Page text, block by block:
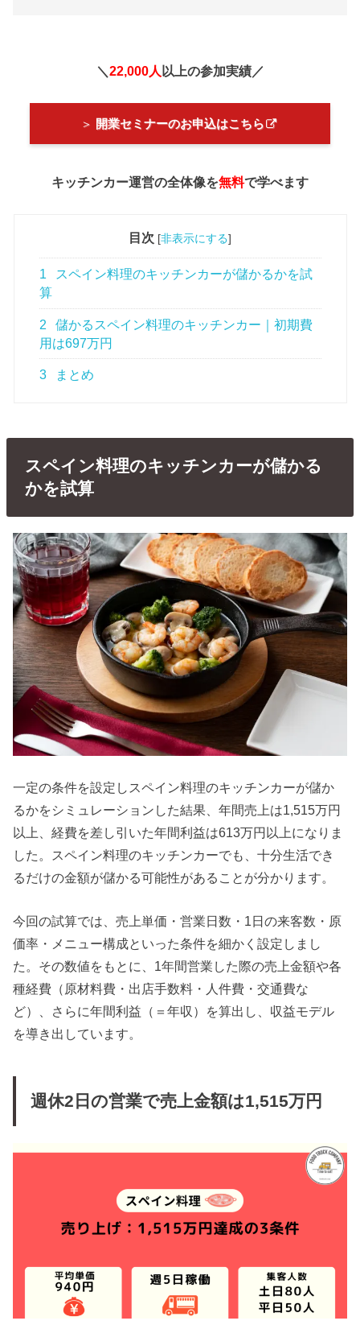
＼ 22,000人 以上の参加実績／
＞ 開業セミナーのお申込はこちら
キッチンカー運営の全体像を無料で学べます
目次 [非表示にする]
1
スペイン料理のキッチンカーが儲かるかを試
算
2
儲かるスペイン料理のキッチンカー｜初期費
用は697万円
3 まとめ
スペイン料理のキッチンカーが儲かる
かを試算
一定の条件を設定しスペイン料理のキッチンカーが儲か
るかをシミュレーションした結果、年間売上は1,515万円
以上、経費を差し引いた年間利益は613万円以上になりま
した。スペイン料理のキッチンカーでも、十分生活でき
るだけの金額が儲かる可能性があることが分かります。
今回の試算では、売上単価・営業日数・1日の来客数・原
価率・メニュー構成といった条件を細かく設定しまし
た。その数値をもとに、1年間営業した際の売上金額や各
種経費（原材料費・出店手数料・人件費・交通費な
ど）、さらに年間利益（＝年収）を算出し、収益モデル
を導き出しています。
週休2日の営業で売上金額は1,515万円